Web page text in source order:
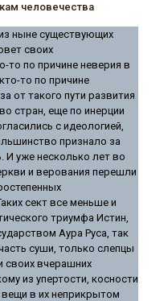
человечества
ныне существующих
своих
то по причине неверия в
то по причине
от такого пути развития
стран, еще по инерции
с идеологией,
признало за
уже несколько лет во
и верования перешли
сект все меньше и
триумфа Истин,
Аура Руса, так
суши, только слепцы
своих вчерашних
из упертости, косности
в их неприкрытом